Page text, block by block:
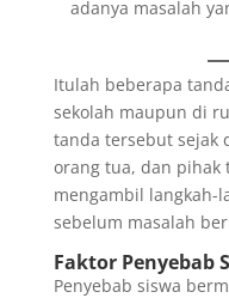
adanya masalah
Itulah beberapa
sekolah maupun di
tanda tersebut sejak
orang tua, dan pihak
mengambil langkah-
sebelum masalah
Faktor Penyebab
Penyebab siswa